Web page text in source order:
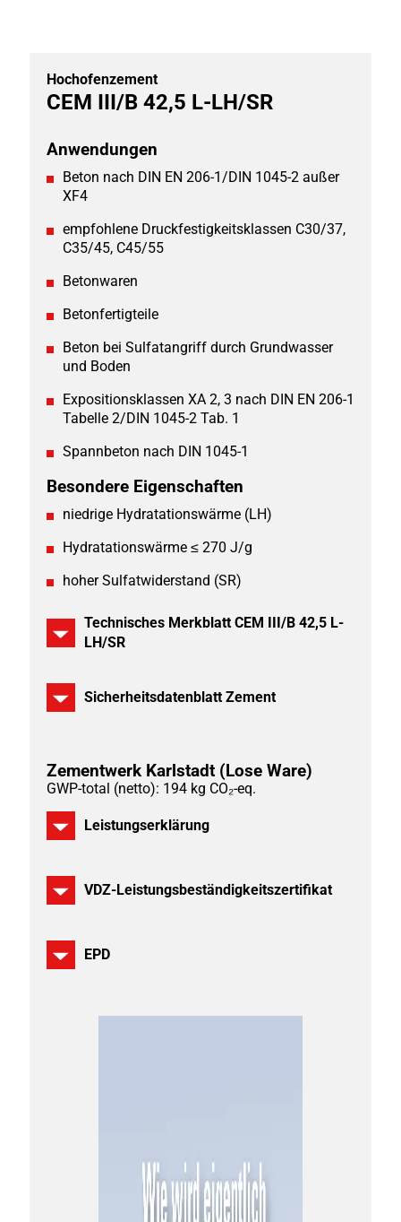
Hochofenzement
CEM III/B 42,5 L-LH/SR
Anwendungen
Beton nach DIN EN 206-1/DIN 1045-2 außer
XF4
empfohlene Druckfestigkeitsklassen C30/37,
C35/45, C45/55
Betonwaren
Betonfertigteile
Beton bei Sulfatangriff durch Grundwasser
und Boden
Expositionsklassen XA 2, 3 nach DIN EN 206-1
Tabelle 2/DIN 1045-2 Tab. 1
Spannbeton nach DIN 1045-1
Besondere Eigenschaften
niedrige Hydratationswärme (LH)
Hydratationswärme ≤ 270 J/g
hoher Sulfatwiderstand (SR)
Technisches Merkblatt CEM III/B 42,5 L-
LH/SR
Sicherheitsdatenblatt Zement
Zementwerk Karlstadt (Lose Ware)
GWP-total (netto): 194 kg CO₂-eq.
Leistungserklärung
VDZ-Leistungsbeständigkeitszertifikat
EPD